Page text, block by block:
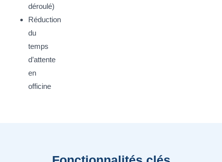
déroulé)
Réduction
du
temps
d’attente
en
officine